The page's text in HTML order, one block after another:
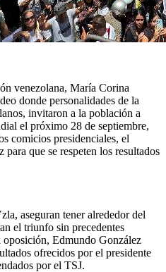
venezolana, María Corina
donde personalidades de la
invitaron a la población a
el próximo 28 de septiembre,
comicios presidenciales, el
que se respeten los resultados
aseguran tener alrededor del
el triunfo sin precedentes
oposición, Edmundo González
ofrecidos por el presidente
por el TSJ.